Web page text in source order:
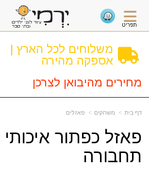
תפריט
משלוחים לכל הארץ |
אספקה מהירה
מחירים מהיבואן לצרכן
דף בית משחקים פאזלים
פאזל כפתור
תחבורה